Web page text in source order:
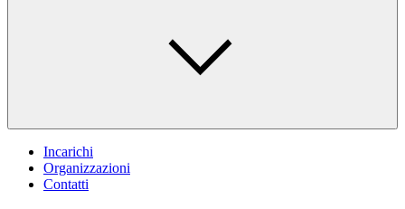
Incarichi
Organizzazioni
Contatti